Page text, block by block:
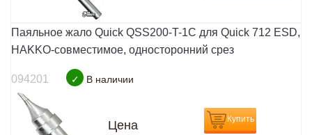
Паяльное жало Quick QSS200-T-1C для Quick 712 ESD,
HAKKO-совместимое, односторонний срез
094201 ✓ В наличии
Цена
Купить